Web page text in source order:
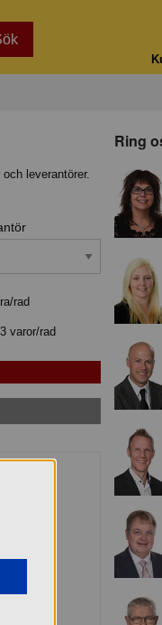
leverantörer.
rad
varor/rad
Ring